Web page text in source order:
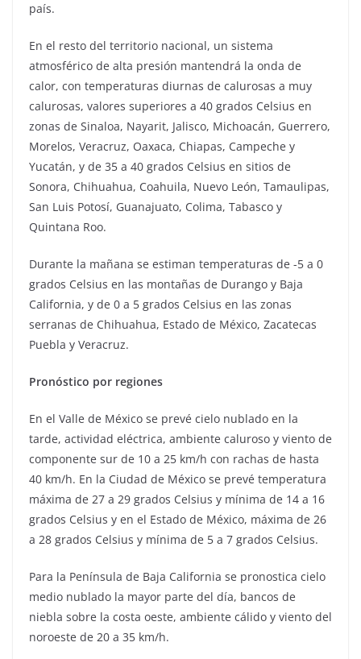
país.
En el resto del territorio nacional, un sistema
atmosférico de alta presión mantendrá la onda de
calor, con temperaturas diurnas de calurosas a muy
calurosas, valores superiores a 40 grados Celsius en
zonas de Sinaloa, Nayarit, Jalisco, Michoacán, Guerrero,
Morelos, Veracruz, Oaxaca, Chiapas, Campeche y
Yucatán, y de 35 a 40 grados Celsius en sitios de
Sonora, Chihuahua, Coahuila, Nuevo León, Tamaulipas,
San Luis Potosí, Guanajuato, Colima, Tabasco y
Quintana Roo.
Durante la mañana se estiman temperaturas de -5 a 0
grados Celsius en las montañas de Durango y Baja
California, y de 0 a 5 grados Celsius en las zonas
serranas de Chihuahua, Estado de México, Zacatecas
Puebla y Veracruz.
Pronóstico por regiones
En el Valle de México se prevé cielo nublado en la
tarde, actividad eléctrica, ambiente caluroso y viento de
componente sur de 10 a 25 km/h con rachas de hasta
40 km/h. En la Ciudad de México se prevé temperatura
máxima de 27 a 29 grados Celsius y mínima de 14 a 16
grados Celsius y en el Estado de México, máxima de 26
a 28 grados Celsius y mínima de 5 a 7 grados Celsius.
Para la Península de Baja California se pronostica cielo
medio nublado la mayor parte del día, bancos de
niebla sobre la costa oeste, ambiente cálido y viento del
noroeste de 20 a 35 km/h.